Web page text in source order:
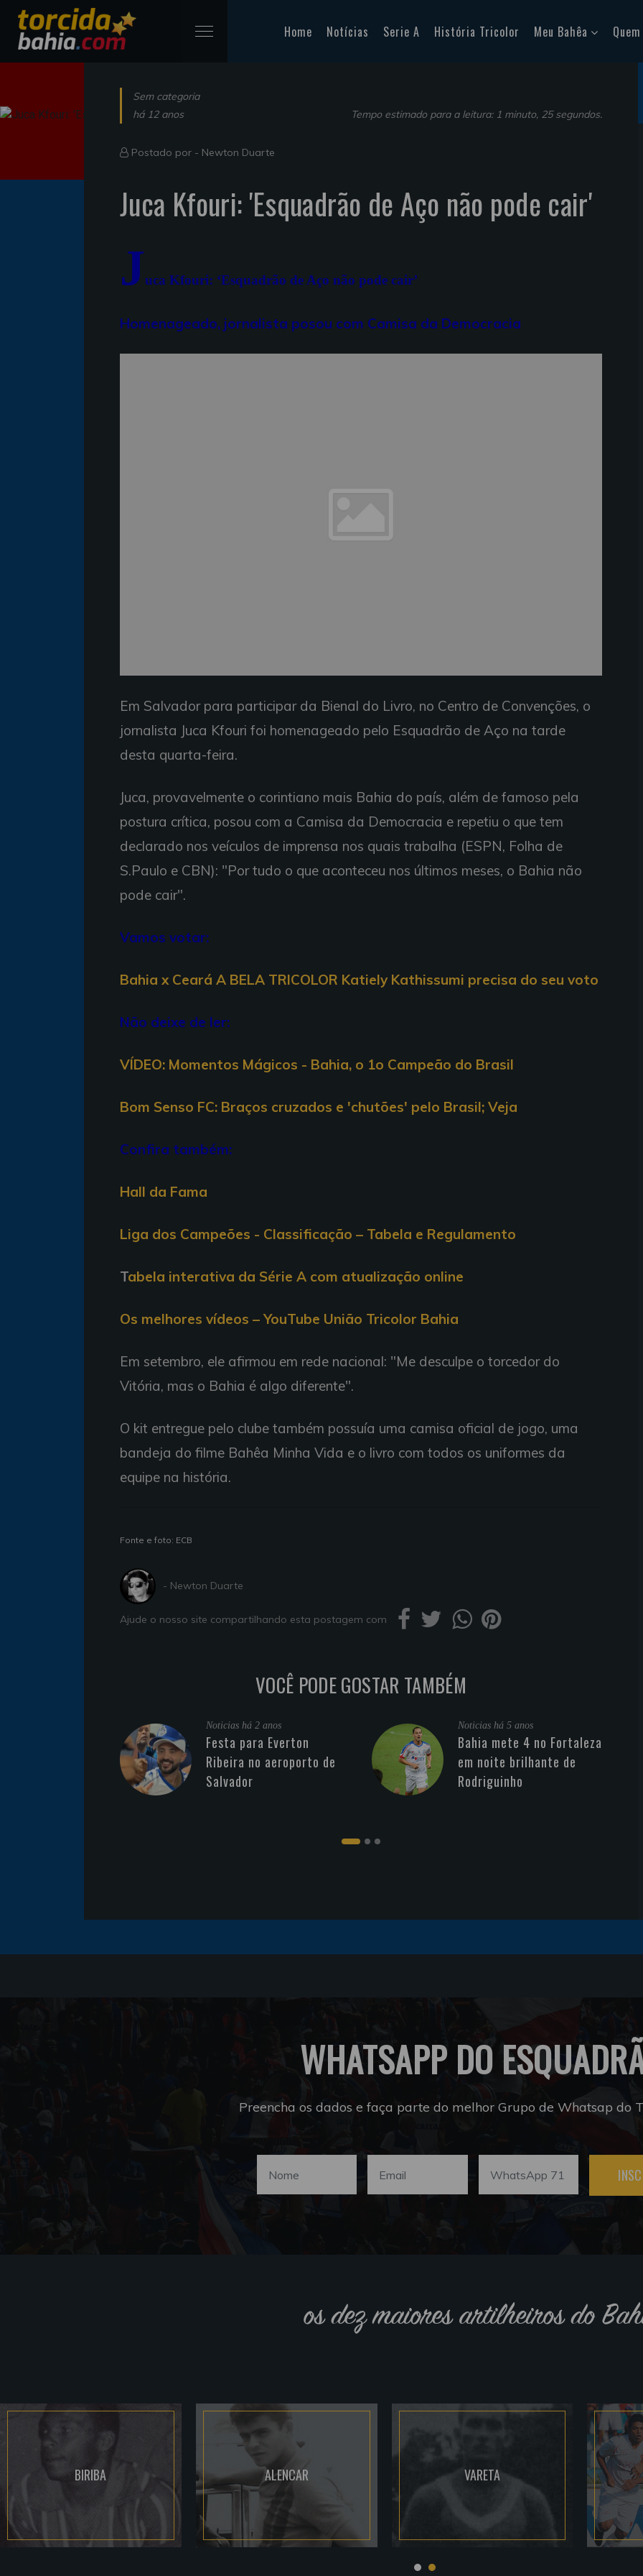
Home Notícias Serie A História Tricolor Meu Bahêa
Sem categoria
há 12 anos
Tempo estimado para a leitura: 1 minuto, 25 segundos.
Postado por - Newton Duarte
Juca Kfouri: 'Esquadrão de Aço não pode cair'
Juca Kfouri: ‘Esquadrão de Aço não pode cair’
Homenageado, jornalista posou com Camisa da Democracia
Em Salvador para participar da Bienal do Livro, no Centro de Convenções, o
jornalista Juca Kfouri foi homenageado pelo Esquadrão de Aço na tarde
desta quarta-feira.
Juca, provavelmente o corintiano mais Bahia do país, além de famoso pela
postura crítica, posou com a Camisa da Democracia e repetiu o que tem
declarado nos veículos de imprensa nos quais trabalha (ESPN, Folha de
S.Paulo e CBN): "Por tudo o que aconteceu nos últimos meses, o Bahia não
pode cair".
Vamos votar:
Bahia x Ceará A BELA TRICOLOR Katiely Kathissumi precisa do seu voto
Não deixe de ler:
VÍDEO: Momentos Mágicos - Bahia, o 1o Campeão do Brasil
Bom Senso FC: Braços cruzados e 'chutões' pelo Brasil; Veja
Confira também:
Hall da Fama
Liga dos Campeões - Classificação – Tabela e Regulamento
Tabela interativa da Série A com atualização online
Os melhores vídeos – YouTube União Tricolor Bahia
Em setembro, ele afirmou em rede nacional: "Me desculpe o torcedor do
Vitória, mas o Bahia é algo diferente".
O kit entregue pelo clube também possuía uma camisa oficial de jogo, uma
bandeja do filme Bahêa Minha Vida e o livro com todos os uniformes da
equipe na história.
Fonte e foto: ECB
- Newton Duarte
Ajude o nosso site compartilhando esta postagem com
VOCÊ PODE GOSTAR TAMBÉM
Noticias há 2 anos
Festa para Everton
Ribeira no aeroporto de
Salvador
Noticias há 5 anos
Bahia mete 4 no Fortaleza
em noite brilhante de
Rodriguinho
WHATSAPP DO
Preencha os dados e faça parte do melhor Grupo de Whatsap do
os dez maiores artilheiros do
BIRIBA ALENCAR VARETA